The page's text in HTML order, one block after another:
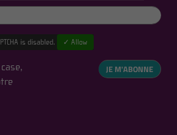
is disabled. ✓ Allow
JE M'ABONNE